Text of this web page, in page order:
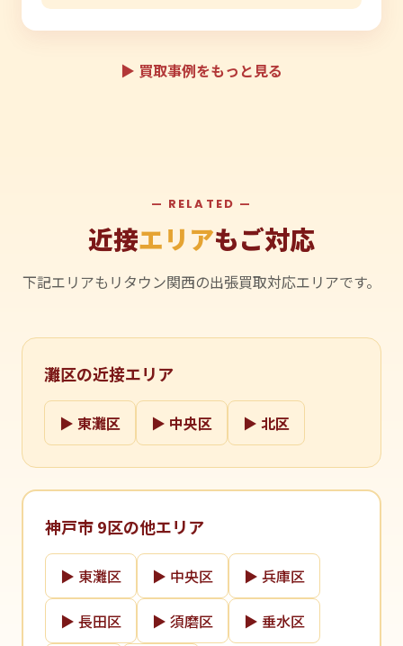
▶ 買取事例をもっと見る
— RELATED —
近接エリアもご対応
下記エリアもリタウン関西の出張買取対応エリアです。
灘区の近接エリア
▶ 東灘区 ▶ 中央区 ▶ 北区
神戸市 9区の他エリア
▶ 東灘区 ▶ 中央区 ▶ 兵庫区
▶ 長田区 ▶ 須磨区 ▶ 垂水区